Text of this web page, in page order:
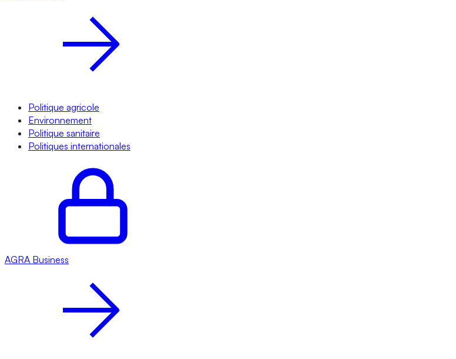
Politique agricole
Environnement
Politique sanitaire
Politiques internationales
AGRA Business